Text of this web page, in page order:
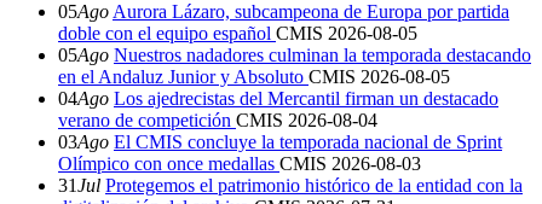
05Ago Aurora Lázaro, subcampeona de Europa por partida
doble con el equipo español CMIS 2026-08-05
05Ago Nuestros nadadores culminan la temporada destacando
en el Andaluz Junior y Absoluto CMIS 2026-08-05
04Ago Los ajedrecistas del Mercantil firman un destacado
verano de competición CMIS 2026-08-04
03Ago El CMIS concluye la temporada nacional de Sprint
Olímpico con once medallas CMIS 2026-08-03
31Jul Protegemos el patrimonio histórico de la entidad con la